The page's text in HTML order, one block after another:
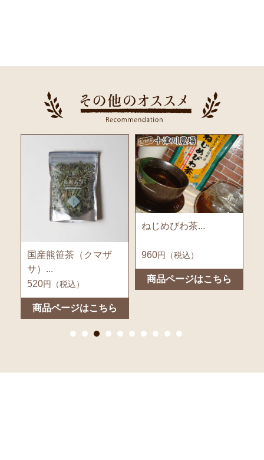
国産熊笹茶（クマザ
サ）...
520円（税込）
商品ページはこちら
ねじめびわ茶...
960円（税込）
商品ページはこちら